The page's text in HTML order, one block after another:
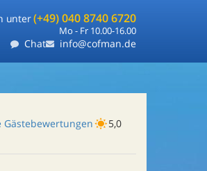
unter(+49) 040 8740 6720
Mo - Fr 10.00-16.00
Chat info@cofman.de
Gästebewertungen 5,0